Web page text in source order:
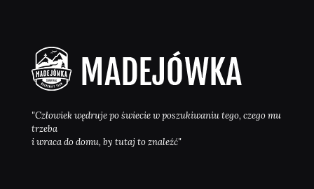
"Człowiek wędruje po świecie w poszukiwaniu tego, czego mu
trzeba
i wraca do domu, by tutaj to znaleźć"